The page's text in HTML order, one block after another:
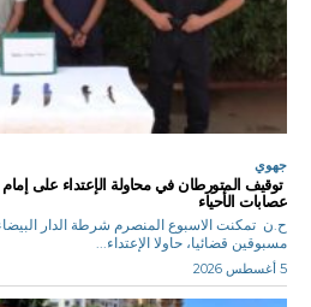
جهوي
توقيف المتورطان في محاولة الإعتداء على
عصابات الأحياء
ح.ن تمكنت الاسبوع المنصرم شرطة الدار
مسبوقين قضائيا، حاولا الإعتداء...
5 أغسطس 2026